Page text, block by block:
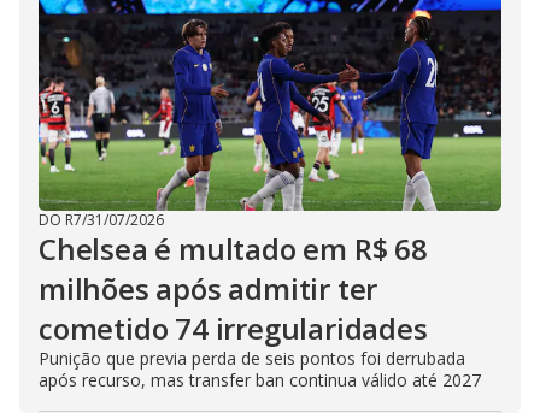
DO R7/31/07/2026
Chelsea é multado em R$ 68
milhões após admitir ter
cometido 74 irregularidades
Punição que previa perda de seis pontos foi derrubada
após recurso, mas transfer ban continua válido até 2027